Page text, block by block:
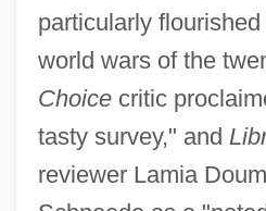
particularly
world wars of the
Choicecritic
tasty survey," and
reviewer Lamia